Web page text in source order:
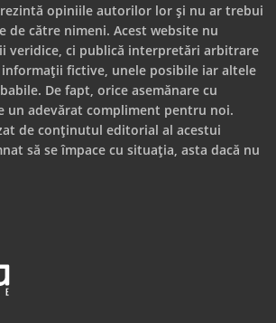
opiniile autorilor lor și nu ar trebui
de către nimeni. Acest website nu
veridice, ci publică interpretări arbitrare
fictive, unele posibile iar altele
De fapt, orice asemănare cu
un adevărat compliment pentru noi.
de conținutul editorial al acestui
să se împace cu situația, asta dacă nu